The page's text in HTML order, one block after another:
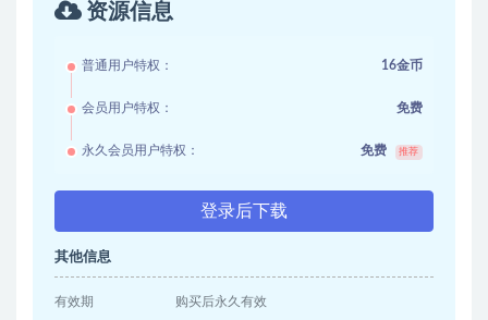
资源信息
普通用户特权： 16金币
会员用户特权： 免费
永久会员用户特权： 免费 推荐
登录后下载
其他信息
有效期 购买后永久有效